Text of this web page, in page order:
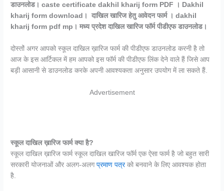
डाउनलोड। caste certificate dakhil kharij form PDF । Dakhil
kharij form download। दाखिल खारिज हेतु आवेदन फार्म । dakhil
kharij form pdf mp। मध्य प्रदेश दाखिल खारिज फॉर्म पीडीएफ डाउनलोड।
दोस्तों अगर आपको स्कूल दाखिल ख़ारिज फार्म की पीडीएफ डाउनलोड करनी है तो
आज के इस आर्टिकल में हम आपको इस फॉर्म की पीडीएफ लिंक देने वाले हैं जिसे आप
बड़ी आसानी से डाउनलोड करके अपनी आवश्यकता अनुसार उपयोग में ला सकते हैं.
Advertisement
स्कूल दाखिल ख़ारिज फार्म क्या है?
स्कूल दाखिल ख़ारिज फार्म स्कूल दाखिल खारिज फॉर्म एक ऐसा फार्म है जो बहुत सारी
सरकारी योजनाओं और अलग-अलगप्रमाण पत्रको बनवाने के लिए आवश्यक होता
है.